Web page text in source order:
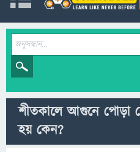
শীতকালে আগুনে পোড়া
হয় কেন?